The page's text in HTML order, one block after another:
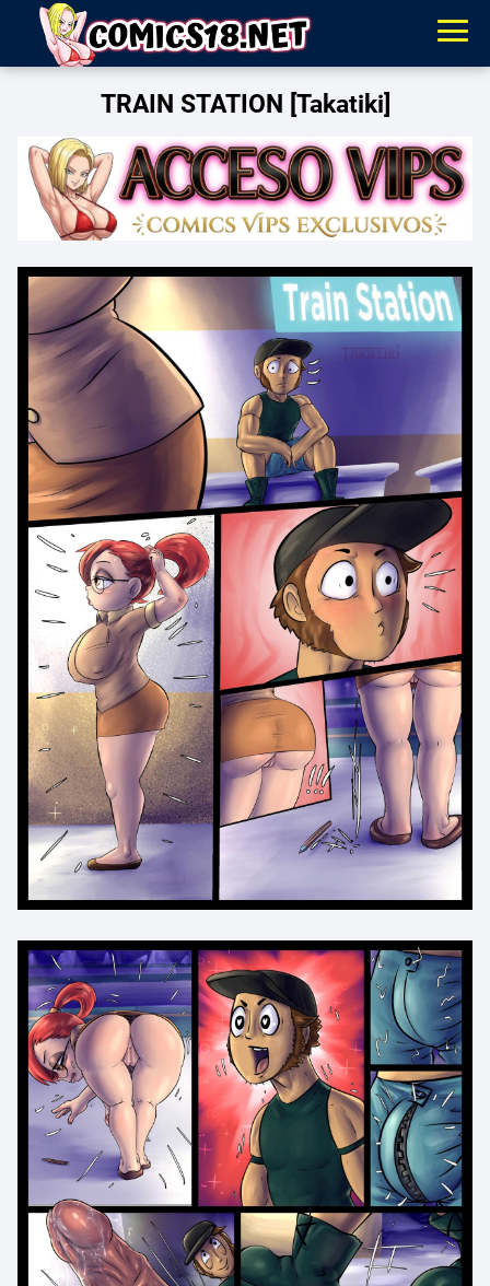
TRAIN STATION [Takatiki]